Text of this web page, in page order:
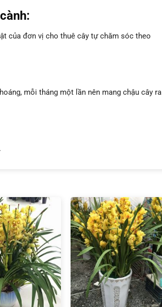
:
của đơn vị cho thuê cây tự chăm sóc theo
mỗi tháng một lần nên mang chậu cây ra
+